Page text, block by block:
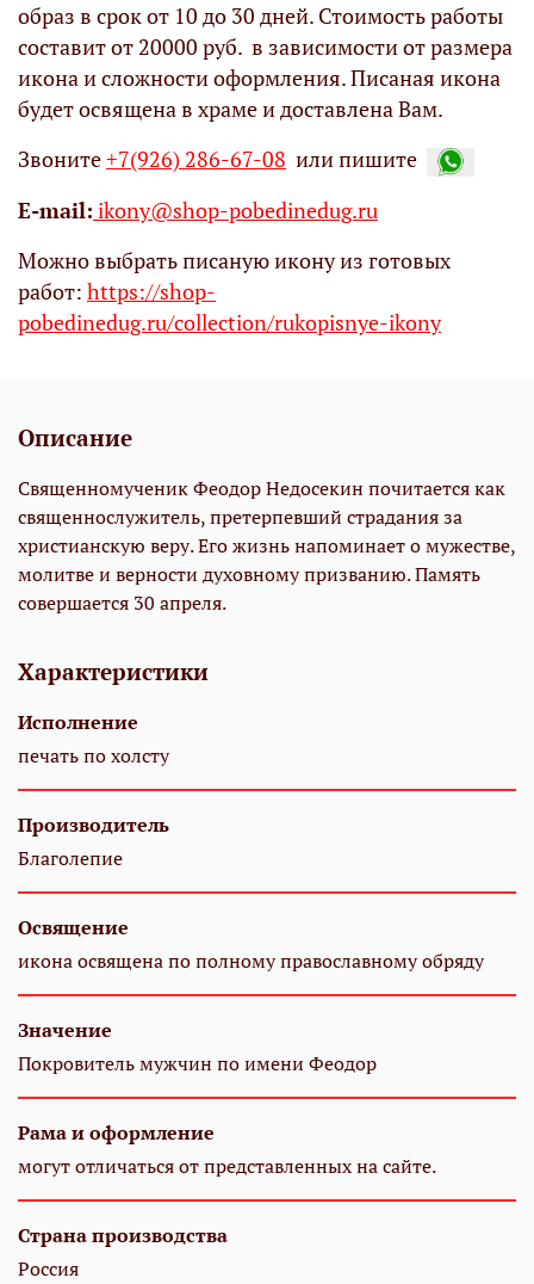
образ в срок от 10 до 30 дней. Стоимость работы
составит от 20000 руб. в зависимости от размера
икона и сложности оформления. Писаная икона
будет освящена в храме и доставлена Вам.
Звоните+7(926) 286-67-08 или пишите
Е-mail: ikony@shop-pobedinedug.ru
Можно выбрать писаную икону из готовых
работ: https://shop-
pobedinedug.ru/collection/rukopisnye-ikony
Описание
Священномученик Феодор Недосекин почитается как
священнослужитель, претерпевший страдания за
христианскую веру. Его жизнь напоминает о мужестве,
молитве и верности духовному призванию. Память
совершается 30 апреля.
Характеристики
Исполнение
печать по холсту
Производитель
Благолепие
Освящение
икона освящена по полному православному обряду
Значение
Покровитель мужчин по имени Феодор
Рама и оформление
могут отличаться от представленных на сайте.
Страна производства
Россия